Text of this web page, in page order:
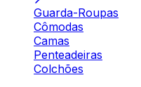
Guarda-Roupas
Cômodas
Camas
Penteadeiras
Colchões